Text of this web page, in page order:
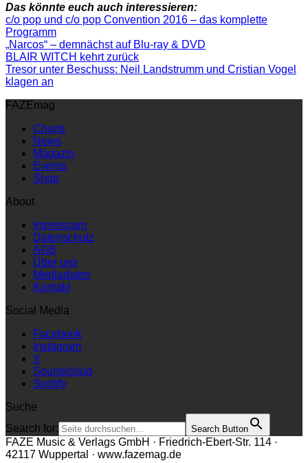
Das könnte euch auch interessieren:
c/o pop und c/o pop Convention 2016 – das komplette
Programm
„Narcos“ – demnächst auf Blu-ray & DVD
BLAIR WITCH kehrt zurück
Tresor unter Beschuss: Neil Landstrumm und Cristian Vogel
klagen an
FAZEmag
Charts
News
Magazin
Events
Shop
About
Impressum
Datenschutz
AGB
Über uns
Mediadaten
Kontakt
Social Media
Facebook
Instagram
X
Soundcloud
Spotify
Suche
Search for:
Search Button
FAZE Music & Verlags GmbH · Friedrich-Ebert-Str. 114 ·
42117 Wuppertal · www.fazemag.de